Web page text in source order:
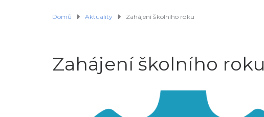
Domů Aktuality Zahájení školního roku
Zahájení školního roku